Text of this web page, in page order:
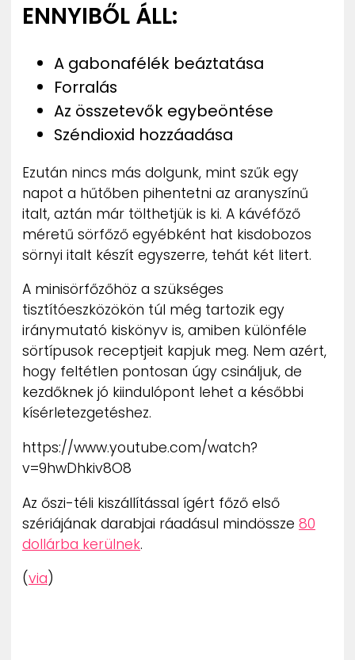
ENNYIBŐL ÁLL:
A gabonafélék beáztatása
Forralás
Az összetevők egybeöntése
Széndioxid hozzáadása
Ezután nincs más dolgunk, mint szűk egy
napot a hűtőben pihentetni az aranyszínű
italt, aztán már tölthetjük is ki. A kávéfőző
méretű sörfőző egyébként hat kisdobozos
sörnyi italt készít egyszerre, tehát két litert.
A minisörfőzőhöz a szükséges
tisztítóeszközökön túl még tartozik egy
iránymutató kiskönyv is, amiben különféle
sörtípusok receptjeit kapjuk meg. Nem azért,
hogy feltétlen pontosan úgy csináljuk, de
kezdőknek jó kiindulópont lehet a későbbi
kísérletezgetéshez.
https://www.youtube.com/watch?
v=9hwDhkiv8O8
Az őszi-téli kiszállítással ígért főző első
szériájának darabjai ráadásul mindössze 80
dollárba kerülnek.
(via)